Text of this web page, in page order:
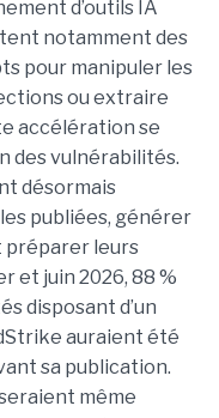
d’outils IA
notamment des
pour manipuler les
ou extraire
accélération se
des vulnérabilités.
désormais
publiées, générer
préparer leurs
et juin 2026, 88 %
disposant d’un
auraient été
sa publication.
même